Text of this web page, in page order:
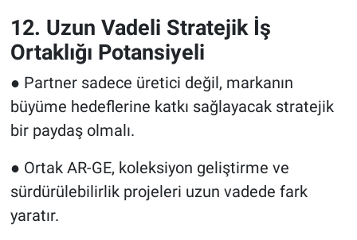
12. Uzun Vadeli Stratejik İş
Ortaklığı Potansiyeli
● Partner sadece üretici değil, markanın
büyüme hedeflerine katkı sağlayacak stratejik
bir paydaş olmalı.
● Ortak AR-GE, koleksiyon geliştirme ve
sürdürülebilirlik projeleri uzun vadede fark
yaratır.